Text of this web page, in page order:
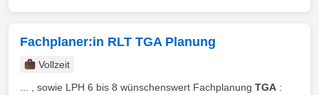
Fachplaner:in RLT TGA Planung
Vollzeit
... , sowie LPH 6 bis 8 wünschenswert Fachplanung TGA :